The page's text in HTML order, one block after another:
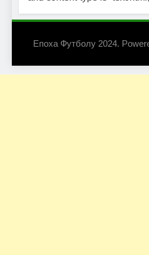
Епоха Футболу 2024.